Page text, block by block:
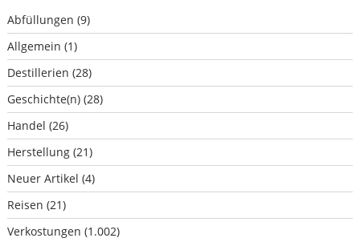
Abfüllungen (9)
Allgemein (1)
Destillerien (28)
Geschichte(n) (28)
Handel (26)
Herstellung (21)
Neuer Artikel (4)
Reisen (21)
Verkostungen (1.002)